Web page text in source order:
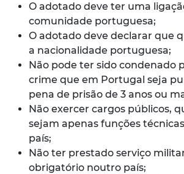
O adotado deve ter uma
comunidade portuguesa;
O adotado deve declarar que
a nacionalidade portuguesa;
Não pode ter sido condenado
crime que em Portugal seja
pena de prisão de 3 anos ou
Não exercer cargos públicos,
sejam apenas funções
país;
Não ter prestado serviço
obrigatório noutro país;